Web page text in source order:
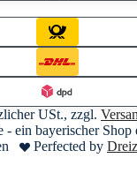
USt., zzgl.
ein bayerischer
Perfected by